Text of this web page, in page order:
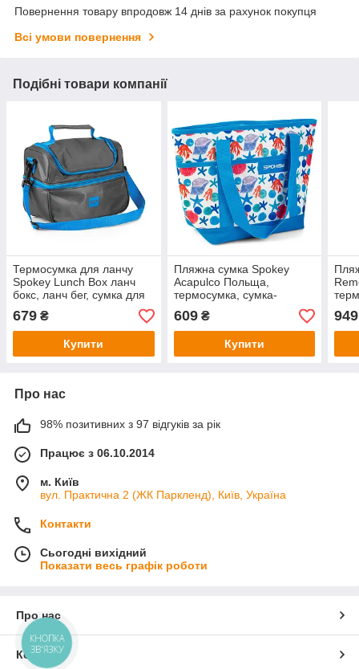
Повернення товару впродовж 14 днів за рахунок покупця
Всі умови повернення
Подібні товари компанії
Термосумка для ланчу
Spokey Lunch Box ланч
бокс, ланч бег, сумка для
обідів
679 ₴
Купити
Пляжна сумка Spokey
Acapulco Польща,
термосумка, сумка-
холодильник
609₴
Купити
949
Про нас
98% позитивних з 97 відгуків за рік
Працює з 06.10.2014
м. Київ
вул. Практична 2 (ЖК Паркленд), Київ, Україна
Контакти
Сьогодні вихідний
Показати весь графік роботи
Про нас
Контакти
КНОПКА
ЗВ'ЯЗКУ